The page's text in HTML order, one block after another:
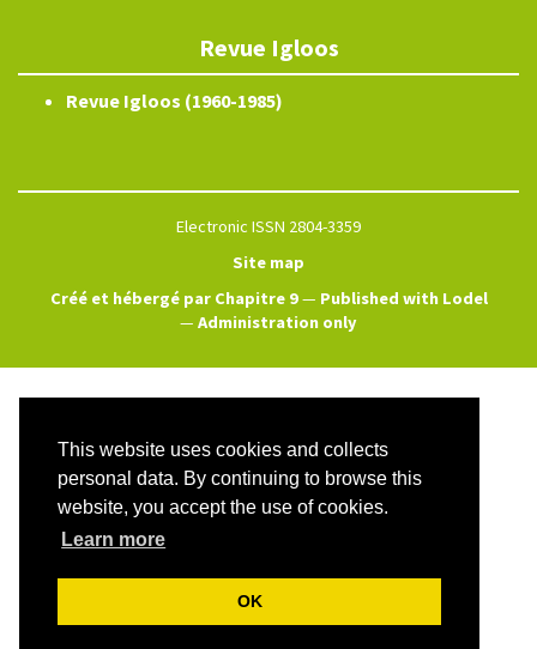
This website uses cookies and collects
personal data. By continuing to browse this
website, you accept the use of cookies.
Learn more
OK
Revue Igloos
Revue Igloos (1960-1985)
Electronic ISSN 2804-3359
Site map
Créé et hébergé par Chapitre 9— Published with Lodel
— Administration only